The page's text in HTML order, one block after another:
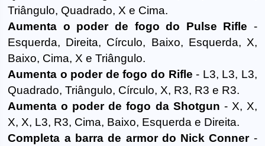
Triângulo, Quadrado, X e Cima.
Aumenta o poder de fogo do Pulse Rifle -
Esquerda, Direita, Círculo, Baixo, Esquerda, X,
Baixo, Cima, X e Triângulo.
Aumenta o poder de fogo do Rifle - L3, L3, L3,
Quadrado, Triângulo, Círculo, X, R3, R3 e R3.
Aumenta o poder de fogo da Shotgun - X, X,
X, X, L3, R3, Cima, Baixo, Esquerda e Direita.
Completa a barra de armor do Nick Conner-